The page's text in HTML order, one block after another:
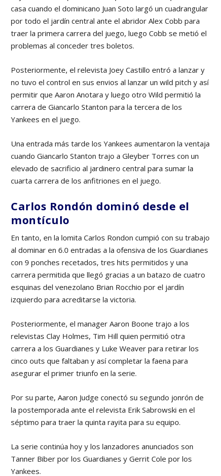
casa cuando el dominicano Juan Soto largó un cuadrangular
por todo el jardín central ante el abridor Alex Cobb para
traer la primera carrera del juego, luego Cobb se metió el
problemas al conceder tres boletos.
Posteriormente, el relevista Joey Castillo entró a lanzar y
no tuvo el control en sus envios al lanzar un wild pitch y así
permitir que Aaron Anotara y luego otro Wild permitió la
carrera de Giancarlo Stanton para la tercera de los
Yankees en el juego.
Una entrada más tarde los Yankees aumentaron la ventaja
cuando Giancarlo Stanton trajo a Gleyber Torres con un
elevado de sacrificio al jardinero central para sumar la
cuarta carrera de los anfitriones en el juego.
Carlos Rondón dominó desde el
montículo
En tanto, en la lomita Carlos Rondon cumpió con su trabajo
al dominar en 6.0 entradas a la ofensiva de los Guardianes
con 9 ponches recetados, tres hits permitidos y una
carrera permitida que llegó gracias a un batazo de cuatro
esquinas del venezolano Brian Rocchio por el jardín
izquierdo para acreditarse la victoria.
Posteriormente, el manager Aaron Boone trajo a los
relevistas Clay Holmes, Tim Hill quien permitió otra
carrera a los Guardianes y Luke Weaver para retirar los
cinco outs que faltaban y así completar la faena para
asegurar el primer triunfo en la serie.
Por su parte, Aaron Judge conectó su segundo jonrón de
la postemporada ante el relevista Erik Sabrowski en el
séptimo para traer la quinta rayita para su equipo.
La serie continúa hoy y los lanzadores anunciados son
Tanner Biber por los Guardianes y Gerrit Cole por los
Yankees.